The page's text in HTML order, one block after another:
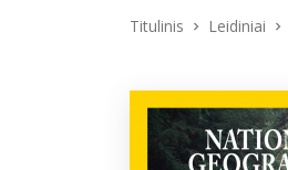
Titulinis Leidiniai